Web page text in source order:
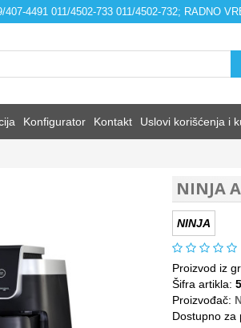
4491 011/4502-733 011/4502-732; RADNO
Konfigurator Kontakt Uslovi korišćenja i
NINJA
NINJA
Proizvod iz
Šifra artikla:
Proizvođač:
Dostupno za